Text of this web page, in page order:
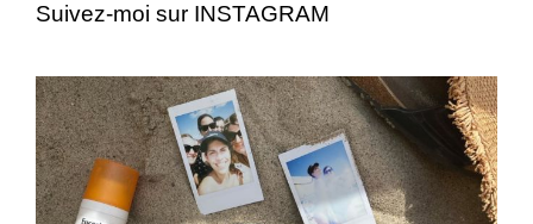
Suivez-moi sur INSTAGRAM